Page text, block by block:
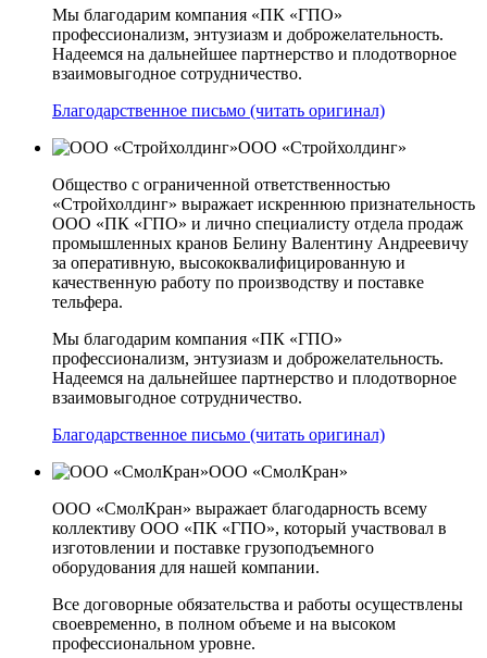
Мы благодарим компания «ПК «ГПО»
профессионализм, энтузиазм и доброжелательность.
Надеемся на дальнейшее партнерство и плодотворное
взаимовыгодное сотрудничество.
Благодарственное письмо (читать оригинал)
ООО «Стройхолдинг»
Общество с ограниченной ответственностью
«Стройхолдинг» выражает искреннюю признательность
ООО «ПК «ГПО» и лично специалисту отдела продаж
промышленных кранов Белину Валентину Андреевичу
за оперативную, высококвалифицированную и
качественную работу по производству и поставке
тельфера.
Мы благодарим компания «ПК «ГПО»
профессионализм, энтузиазм и доброжелательность.
Надеемся на дальнейшее партнерство и плодотворное
взаимовыгодное сотрудничество.
Благодарственное письмо (читать оригинал)
ООО «СмолКран»
ООО «СмолКран» выражает благодарность всему
коллективу ООО «ПК «ГПО», который участвовал в
изготовлении и поставке грузоподъемного
оборудования для нашей компании.
Все договорные обязательства и работы осуществлены
своевременно, в полном объеме и на высоком
профессиональном уровне.